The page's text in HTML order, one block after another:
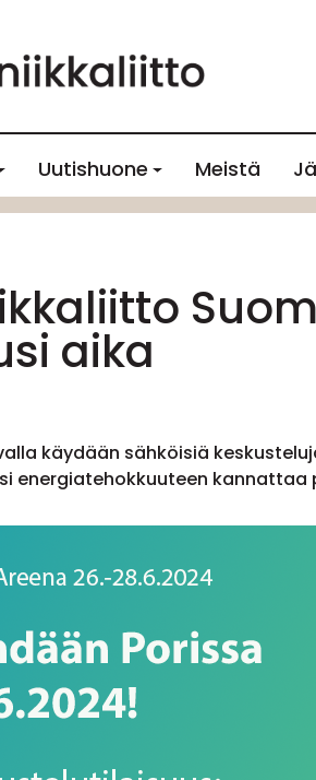
Uutishuone Meistä
aika
käydään sähköisiä
energiatehokkuuteen